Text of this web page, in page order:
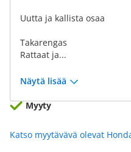
Uutta ja kallista osaa
Takarengas
Rattaat ja...
Näytä lisää
Myyty
Katso myytävävä olevat